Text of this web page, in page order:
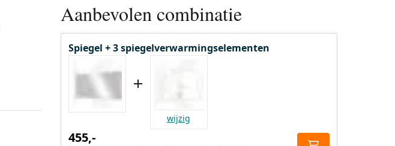
Aanbevolen combinatie
Spiegel + 3 spiegelverwarmingselementen
wijzig
455,-